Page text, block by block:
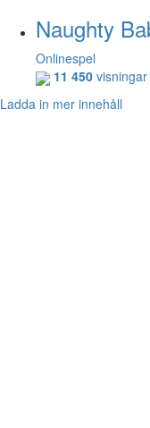
Naughty
Onlinespel
11 450 visningar
Ladda in mer innehåll